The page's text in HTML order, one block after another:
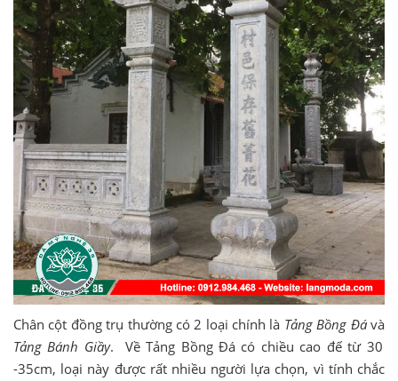
Chân cột đồng trụ thường có 2 loại chính là Tảng Bồng Đávà
Tảng Bánh Giầy. Về Tảng Bồng Đá có chiều cao đế từ 30
-35cm, loại này được rất nhiều người lựa chọn, vì tính chắc